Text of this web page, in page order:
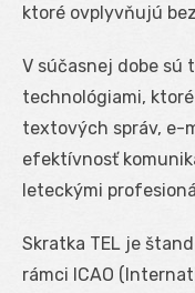
ktoré ovplyvňujú
V súčasnej dobe sú
technológiami,
textových správ, e-
efektívnosť
leteckými
Skratka TEL je
rámci ICAO